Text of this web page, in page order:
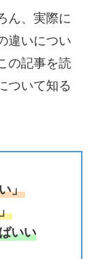
ん、実際に
違いについ
の記事を読
ついて知る
」
いい